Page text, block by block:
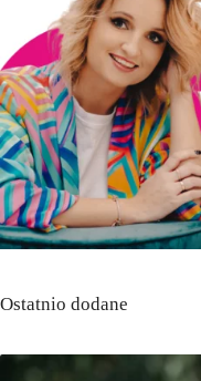
Ostatnio dodane